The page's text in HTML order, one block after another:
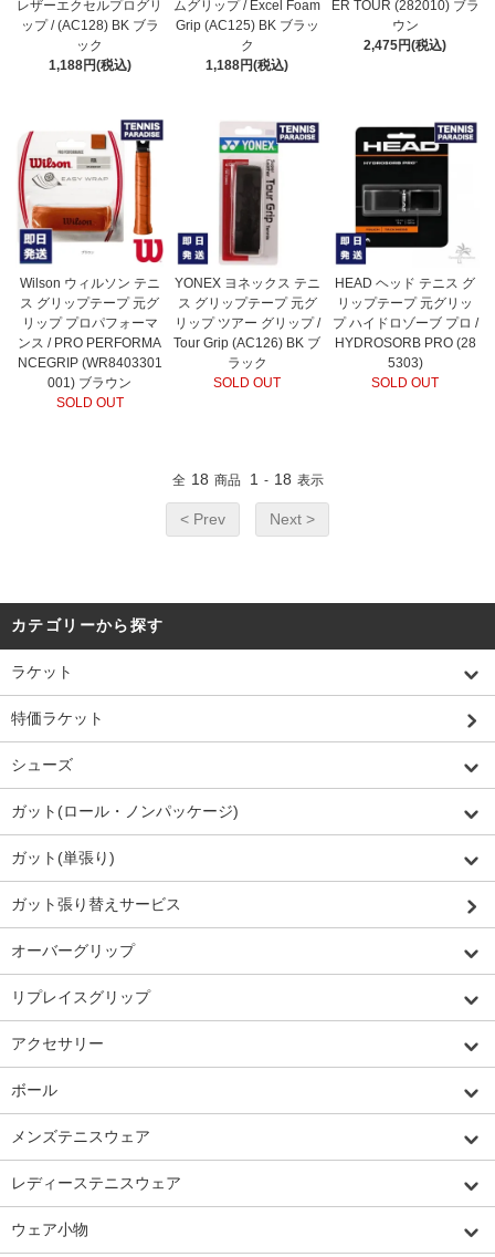
レザーエクセルプログリ
ップ / (AC128) BK ブラ
ック
1,188円(税込)
ムグリップ / Excel Foam
Grip (AC125) BK ブラッ
ク
1,188円(税込)
ER TOUR (282010) ブラ
ウン
2,475円(税込)
Wilson ウィルソン テニ
ス グリップテープ 元グ
リップ プロパフォーマ
ンス / PRO PERFORMA
NCEGRIP (WR8403301
001) ブラウン
SOLD OUT
YONEX ヨネックス テニ
ス グリップテープ 元グ
リップ ツアー グリップ /
Tour Grip (AC126) BK ブ
ラック
SOLD OUT
HEAD ヘッド テニス グ
リップテープ 元グリッ
プ ハイドロゾーブ プロ /
HYDROSORB PRO (28
5303)
SOLD OUT
全 18 商品 1 - 18 表示
< Prev Next >
カテゴリーから探す
ラケット
特価ラケット
シューズ
ガット(ロール・ノンパッケージ)
ガット(単張り)
ガット張り替えサービス
オーバーグリップ
リプレイスグリップ
アクセサリー
ボール
メンズテニスウェア
レディーステニスウェア
ウェア小物